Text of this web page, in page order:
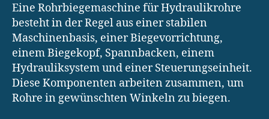
Eine Rohrbiegemaschine für Hydraulikrohre
besteht in der Regel aus einer stabilen
Maschinenbasis, einer Biegevorrichtung,
einem Biegekopf, Spannbacken, einem
Hydrauliksystem und einer Steuerungseinheit.
Diese Komponenten arbeiten zusammen, um
Rohre in gewünschten Winkeln zu biegen.